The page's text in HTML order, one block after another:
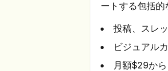
ートする包括的
投稿、スレ
ビジュアル
月額$29か